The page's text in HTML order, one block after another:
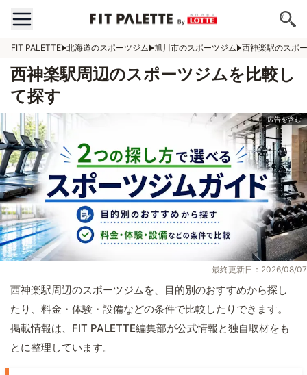
FIT PALETTE 北海道のスポーツジム 旭川市のスポーツジム 西神楽駅のスポ
西神楽駅周辺のスポーツジムを比較し
て探す
最終更新日：2026/08/07
西神楽駅周辺のスポーツジムを、目的別のおすすめから探し
たり、料金・体験・設備などの条件で比較したりできます。
掲載情報は、FIT PALETTE編集部が公式情報と独自取材をも
とに整理しています。